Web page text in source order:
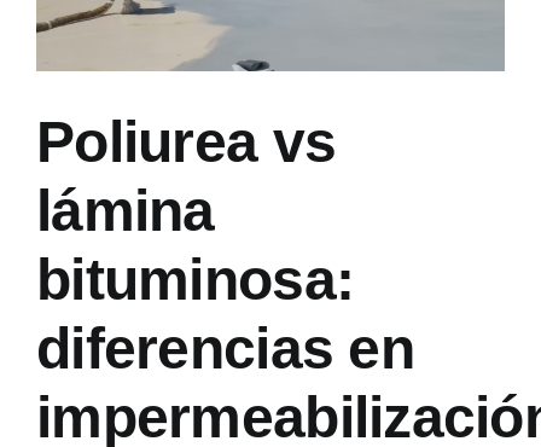
Poliurea vs
lámina
bituminosa:
diferencias en